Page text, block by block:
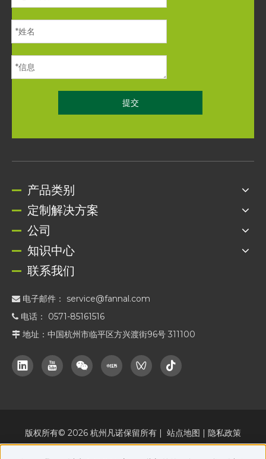
提交
产品类别
定制解决方案
公司
知识中心
联系我们
 电子邮件： service@fannal.com
 电话： 0571-85161516
 地址：中国杭州市临平区方兴渡街96号 311100
版权所有© 2026 杭州凡诺保留所有 | 站点地图 | 隐私政策
FANNAL 的官方在线营销平台，与cn.fannal.com并行运作。